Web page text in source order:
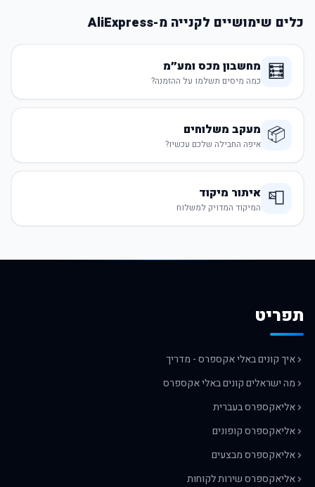
כלים שימושיים לקנייה מ-AliExpress
🧮 מחשבון מכס ומע״מ
כמה מיסים תשלמו על ההזמנה?
📦 מעקב משלוחים
איפה החבילה שלכם עכשיו?
📮 איתור מיקוד
המיקוד המדויק למשלוח
תפריט
איך קונים באלי אקספרס - מדריך
מה ישראלים קונים באלי אקספרס
אליאקספרס בעברית
אליאקספרס קופונים
אליאקספרס מבצעים
אליאקספרס שירות לקוחות